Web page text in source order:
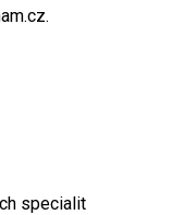
specialit